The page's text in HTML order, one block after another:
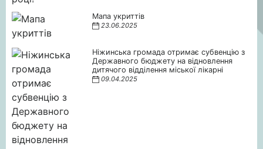
Мапа укриттів
23.06.2025
Ніжинська громада отримає субвенцію з
Державного бюджету на відновлення
дитячого відділення міської лікарні
09.04.2025